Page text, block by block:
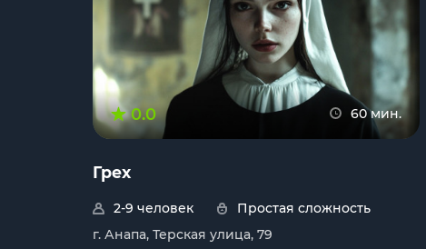
0.0 60 мин.
Грех
2-9 человек
Простая сложность
г. Анапа, Терская улица, 79